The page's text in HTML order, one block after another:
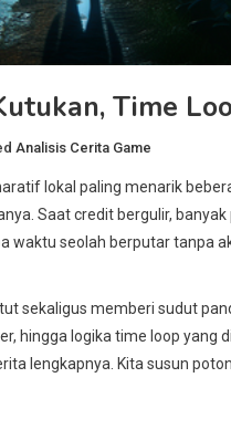
Time
Analisis Cerita Game
lokal paling menarik
Saat credit bergulir,
waktu seolah berputar tanpa
sekaligus memberi sudut
hingga logika time loop yang
lengkapnya. Kita susun